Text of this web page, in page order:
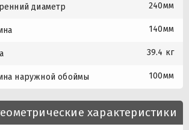
диаметр 240мм
140мм
39.4 кг
наружной обоймы 100мм
характеристики